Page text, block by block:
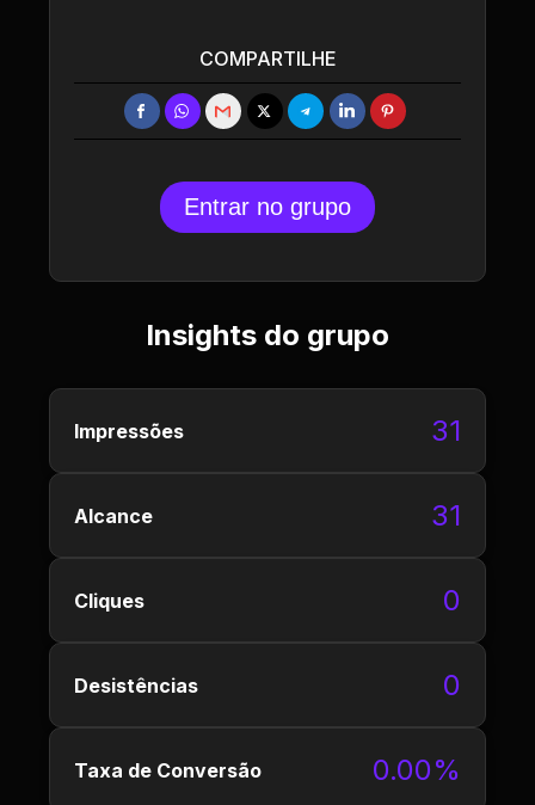
COMPARTILHE
Entrar no grupo
Insights do grupo
Impressões 31
Alcance 31
Cliques 0
Desistências 0
Taxa de Conversão 0.00%